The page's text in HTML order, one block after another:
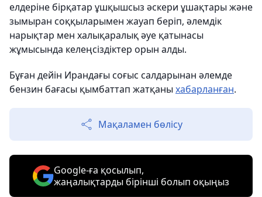
елдеріне бірқатар ұшқышсыз әскери ұшақтары және
зымыран соққыларымен жауап беріп, әлемдік
нарықтар мен халықаралық әуе қатынасы
жұмысында келеңсіздіктер орын алды.
Бұған дейін Ирандағы соғыс салдарынан әлемде
бензин бағасы қымбаттап жатқаны хабарланған.
Мақаламен бөлісу
Google-ға қосылып,
жаңалықтарды бірінші болып оқыңыз